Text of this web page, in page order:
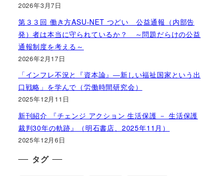
2026年3月7日
第３３回 働き方ASU-NET つどい 公益通報（内部告
発）者は本当に守られているか？ ～問題だらけの公益
通報制度を考える～
2026年2月17日
「インフレ不況と『資本論』―新しい福祉国家という出
口戦略」を学んで（労働時間研究会）
2025年12月11日
新刊紹介 『チェンジ アクション 生活保護 － 生活保護
裁判30年の軌跡』（明石書店、2025年11月）
2025年12月6日
タグ